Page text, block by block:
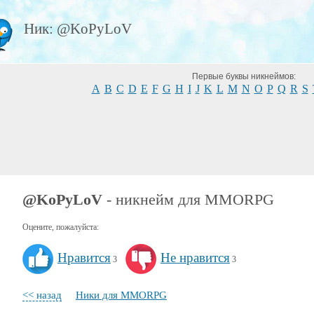
Ник: @KoPyLoV
Первые буквы никнеймов:
A B C D E F G H I J K L M N O P Q R S
@KoPyLoV - никнейм для MMORPG
Оцените, пожалуйста:
Нравится 3 Не нравится 3
<< назад Ники для MMORPG